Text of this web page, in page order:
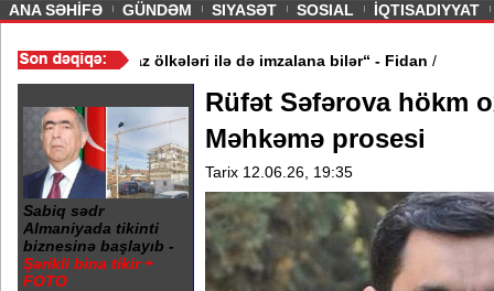
ANA SƏHİFƏ GÜNDƏM SIYASƏT SOSIAL İQTISADIYYAT
oxşar anlaşma Qafqaz ölkələri ilə də imzalana bilər“ - Fidan
Sabiq sədr
Almaniyada tikinti
biznesinə başlayıb -
Şərikli bina tikir +
FOTO
Rüfət Səfərova hökm
Məhkəmə prosesi
Tarix 12.06.26, 19:35